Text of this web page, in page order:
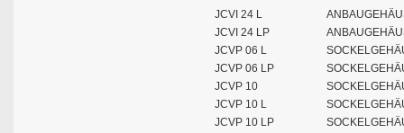
JCVI 24 L
JCVI 24 LP
JCVP 06 L
JCVP 06 LP
JCVP 10
JCVP 10 L
JCVP 10 LP